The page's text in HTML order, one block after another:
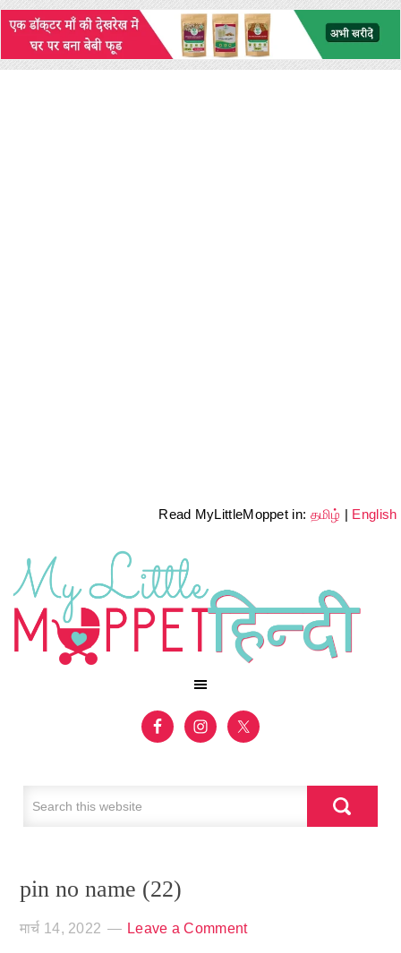
Read MyLittleMoppet in: தமிழ் | English
pin no name (22)
मार्च 14, 2022 Leave a Comment